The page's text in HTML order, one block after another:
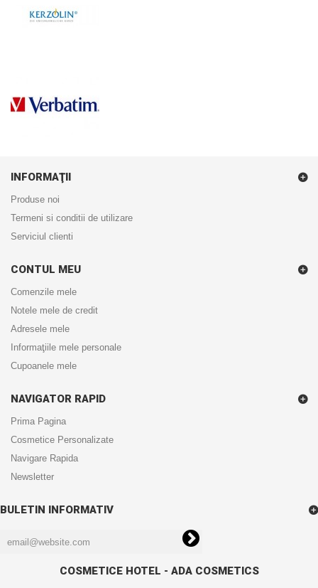
INFORMAŢII
Produse noi
Termeni si conditii de utilizare
Serviciul clienti
CONTUL MEU
Comenzile mele
Notele mele de credit
Adresele mele
Informaţiile mele personale
Cupoanele mele
NAVIGATOR RAPID
Prima Pagina
Cosmetice Personalizate
Navigare Rapida
Newsletter
BULETIN INFORMATIV
COSMETICE HOTEL - ADA COSMETICS